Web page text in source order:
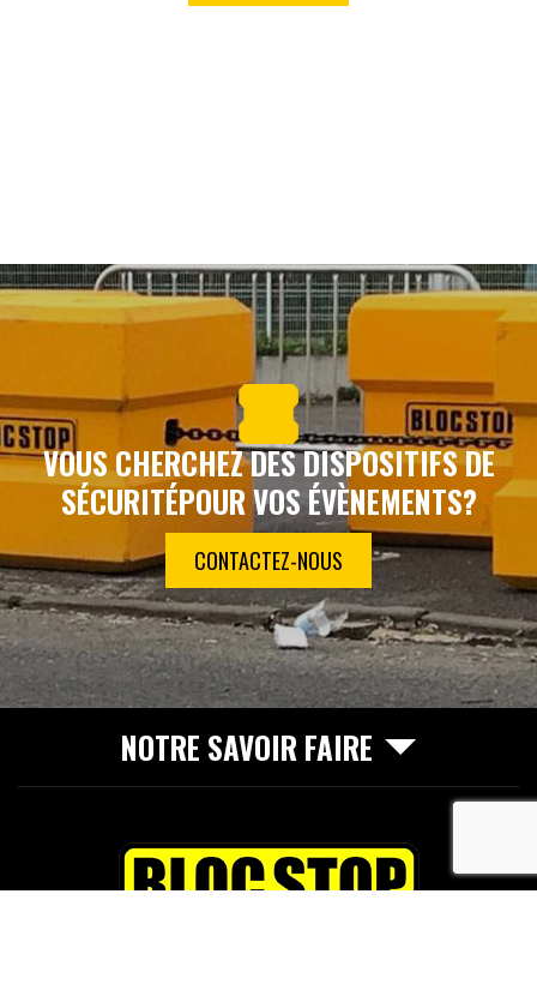
VOUS CHERCHEZ DES DISPOSITIFS DE
SÉCURITÉPOUR VOS ÉVÈNEMENTS?
CONTACTEZ-NOUS
NOTRE SAVOIR FAIRE